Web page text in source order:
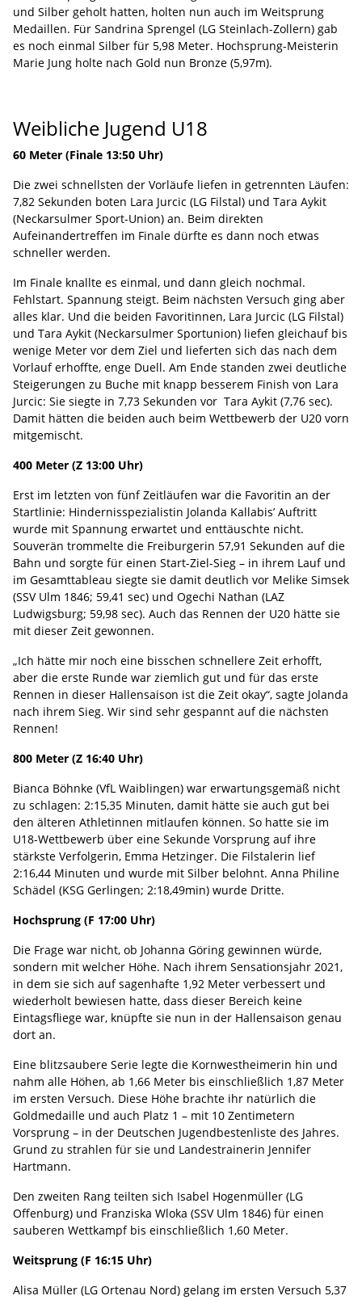
und Silber geholt hatten, holten nun auch im Weitsprung
Medaillen. Für Sandrina Sprengel (LG Steinlach-Zollern) gab
es noch einmal Silber für 5,98 Meter. Hochsprung-Meisterin
Marie Jung holte nach Gold nun Bronze (5,97m).
Weibliche Jugend U18
60 Meter (Finale 13:50 Uhr)
Die zwei schnellsten der Vorläufe liefen in getrennten Läufen:
7,82 Sekunden boten Lara Jurcic (LG Filstal) und Tara Aykit
(Neckarsulmer Sport-Union) an. Beim direkten
Aufeinandertreffen im Finale dürfte es dann noch etwas
schneller werden.
Im Finale knallte es einmal, und dann gleich nochmal.
Fehlstart. Spannung steigt. Beim nächsten Versuch ging aber
alles klar. Und die beiden Favoritinnen, Lara Jurcic (LG Filstal)
und Tara Aykit (Neckarsulmer Sportunion) liefen gleichauf bis
wenige Meter vor dem Ziel und lieferten sich das nach dem
Vorlauf erhoffte, enge Duell. Am Ende standen zwei deutliche
Steigerungen zu Buche mit knapp besserem Finish von Lara
Jurcic: Sie siegte in 7,73 Sekunden vor Tara Aykit (7,76 sec).
Damit hätten die beiden auch beim Wettbewerb der U20 vorn
mitgemischt.
400 Meter (Z 13:00 Uhr)
Erst im letzten von fünf Zeitläufen war die Favoritin an der
Startlinie: Hindernisspezialistin Jolanda Kallabis’ Auftritt
wurde mit Spannung erwartet und enttäuschte nicht.
Souverän trommelte die Freiburgerin 57,91 Sekunden auf die
Bahn und sorgte für einen Start-Ziel-Sieg – in ihrem Lauf und
im Gesamttableau siegte sie damit deutlich vor Melike Simsek
(SSV Ulm 1846; 59,41 sec) und Ogechi Nathan (LAZ
Ludwigsburg; 59,98 sec). Auch das Rennen der U20 hätte sie
mit dieser Zeit gewonnen.
„Ich hätte mir noch eine bisschen schnellere Zeit erhofft,
aber die erste Runde war ziemlich gut und für das erste
Rennen in dieser Hallensaison ist die Zeit okay“, sagte Jolanda
nach ihrem Sieg. Wir sind sehr gespannt auf die nächsten
Rennen!
800 Meter (Z 16:40 Uhr)
Bianca Böhnke (VfL Waiblingen) war erwartungsgemäß nicht
zu schlagen: 2:15,35 Minuten, damit hätte sie auch gut bei
den älteren Athletinnen mitlaufen können. So hatte sie im
U18-Wettbewerb über eine Sekunde Vorsprung auf ihre
stärkste Verfolgerin, Emma Hetzinger. Die Filstalerin lief
2:16,44 Minuten und wurde mit Silber belohnt. Anna Philine
Schädel (KSG Gerlingen; 2:18,49min) wurde Dritte.
Hochsprung (F 17:00 Uhr)
Die Frage war nicht, ob Johanna Göring gewinnen würde,
sondern mit welcher Höhe. Nach ihrem Sensationsjahr 2021,
in dem sie sich auf sagenhafte 1,92 Meter verbessert und
wiederholt bewiesen hatte, dass dieser Bereich keine
Eintagsfliege war, knüpfte sie nun in der Hallensaison genau
dort an.
Eine blitzsaubere Serie legte die Kornwestheimerin hin und
nahm alle Höhen, ab 1,66 Meter bis einschließlich 1,87 Meter
im ersten Versuch. Diese Höhe brachte ihr natürlich die
Goldmedaille und auch Platz 1 – mit 10 Zentimetern
Vorsprung – in der Deutschen Jugendbestenliste des Jahres.
Grund zu strahlen für sie und Landestrainerin Jennifer
Hartmann.
Den zweiten Rang teilten sich Isabel Hogenmüller (LG
Offenburg) und Franziska Wloka (SSV Ulm 1846) für einen
sauberen Wettkampf bis einschließlich 1,60 Meter.
Weitsprung (F 16:15 Uhr)
Alisa Müller (LG Ortenau Nord) gelang im ersten Versuch 5,37